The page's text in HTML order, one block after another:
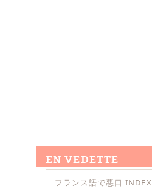
EN VEDETTE
フランス語で悪口 INDEX